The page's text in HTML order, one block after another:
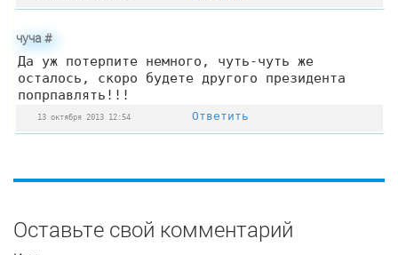
чуча#
Да уж потерпите немного, чуть-чуть же
осталось, скоро будете другого президента
попрпавлять!!!
13 октября 2013 12:54 Ответить
Оставьте свой комментарий